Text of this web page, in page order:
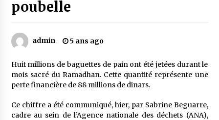
4 ans ago
Quand on va vite
5 ans ago
« Père, tiens-moi, je vais tomber ! »
poubelle
admin 5 ans ago
Huit millions de baguettes de pain ont été jetées durant le
mois sacré du Ramadhan. Cette quantité représente une
perte financière de 88 millions de dinars.
Ce chiffre a été communiqué, hier, par Sabrine Beguarre,
cadre au sein de l’Agence nationale des déchets (ANA),